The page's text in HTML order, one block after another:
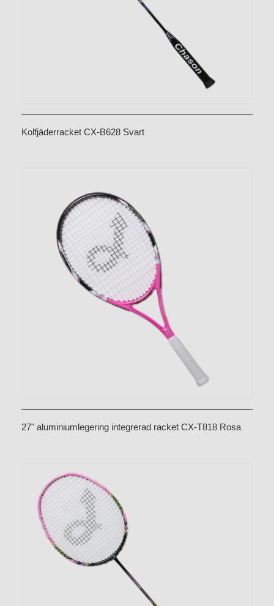
Kolfjäderracket CX-B628 Svart
27" aluminiumlegering integrerad racket CX-T818 Rosa